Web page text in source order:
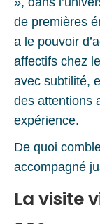
de premières
a le pouvoir
affectifs chez
avec subtilité,
des attentions
expérience.
De quoi
accompagné
La visite